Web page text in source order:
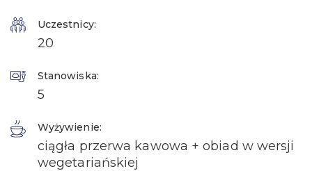
Uczestnicy:
20
Stanowiska:
5
Wyżywienie:
ciągła przerwa kawowa + obiad w wersji
wegetariańskiej